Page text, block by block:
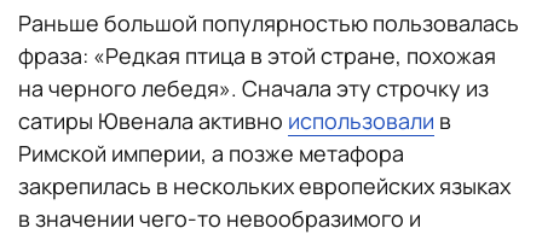
Раньше большой популярностью пользовалась
фраза: «Редкая птица в этой стране, похожая
на черного лебедя». Сначала эту строчку из
сатиры Ювенала активно использовали в
Римской империи, а позже метафора
закрепилась в нескольких европейских языках
в значении чего-то невообразимого и